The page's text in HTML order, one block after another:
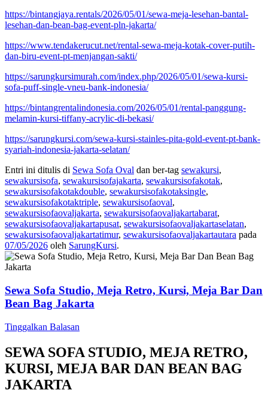
https://bintangjaya.rentals/2026/05/01/sewa-meja-lesehan-bantal-
lesehan-dan-bean-bag-event-pln-jakarta/
https://www.tendakerucut.net/rental-sewa-meja-kotak-cover-putih-
dan-biru-event-pt-menjangan-sakti/
https://sarungkursimurah.com/index.php/2026/05/01/sewa-kursi-
sofa-puff-single-vneu-bank-indonesia/
https://bintangrentalindonesia.com/2026/05/01/rental-panggung-
melamin-kursi-tiffany-acrylic-di-bekasi/
https://sarungkursi.com/sewa-kursi-stainles-pita-gold-event-pt-bank-
syariah-indonesia-jakarta-selatan/
Entri ini ditulis di Sewa Sofa Oval dan ber-tag sewakursi,
sewakursisofa, sewakursisofajakarta, sewakursisofakotak,
sewakursisofakotakdouble, sewakursisofakotaksingle,
sewakursisofakotaktriple, sewakursisofaoval,
sewakursisofaovaljakarta, sewakursisofaovaljakartabarat,
sewakursisofaovaljakartapusat, sewakursisofaovaljakartaselatan,
sewakursisofaovaljakartatimur, sewakursisofaovaljakartautara pada
07/05/2026 oleh SarungKursi.
Sewa Sofa Studio, Meja Retro, Kursi, Meja Bar Dan
Bean Bag Jakarta
Tinggalkan Balasan
SEWA SOFA STUDIO, MEJA RETRO,
KURSI, MEJA BAR DAN BEAN BAG
JAKARTA